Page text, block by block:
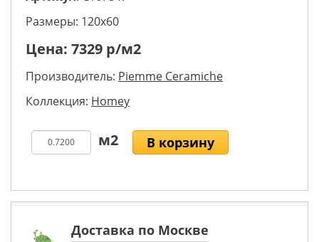
Размеры: 120х60
Цена: 7329 р/м2
Производитель: Piemme Ceramiche
Коллекция: Homey
В корзину
Доставка по Москве